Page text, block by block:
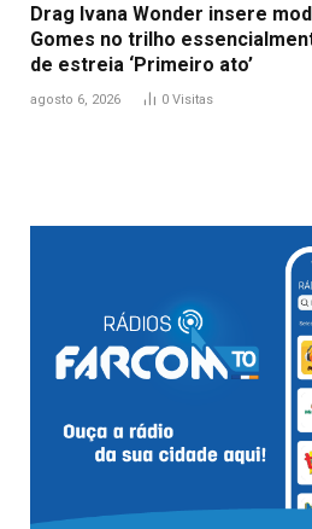
Drag Ivana Wonder insere
Gomes no trilho
de estreia ‘Primeiro ato’
agosto 6, 2026 0 Visitas